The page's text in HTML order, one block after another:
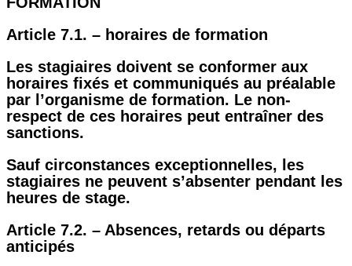
Article 7.1. – horaires de formation
Les stagiaires doivent se conformer aux
horaires fixés et communiqués au préalable
par l’organisme de formation. Le non-
respect de ces horaires peut entraîner des
sanctions.
Sauf circonstances exceptionnelles, les
stagiaires ne peuvent s’absenter pendant les
heures de stage.
Article 7.2. – Absences, retards ou départs
anticipés